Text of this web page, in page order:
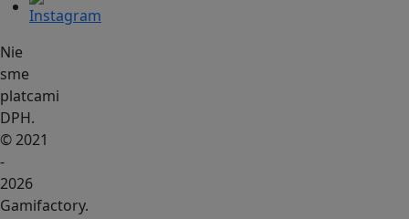
Nie
sme
platcami
DPH.
© 2021
-
2026
Gamifactory.